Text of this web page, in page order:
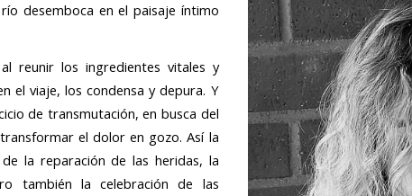
desemboca en el paisaje íntimo
reunir los ingredientes vitales y
el viaje, los condensa y depura. Y
de transmutación, en busca del
el dolor en gozo. Así la
la reparación de las heridas, la
también la celebración de las